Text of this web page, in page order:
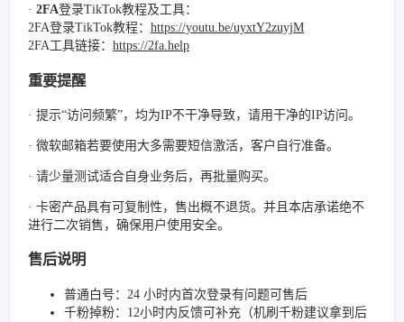
· 2FA登录TikTok教程及工具：
2FA登录TikTok教程： https://youtu.be/uyxtY2zuyjM
2FA工具链接： https://2fa.help
重要提醒
· 提示“访问频繁”，均为IP不干净导致，请用干净的IP访问。
· 微软邮箱若要使用大多需要短信激活，客户自行准备。
· 请少量测试适合自身业务后，再批量购买。
· 卡密产品具有可复制性，售出概不退货。并且本店承诺绝不
进行二次销售，确保用户使用安全。
售后说明
普通白号：24 小时内首次登录有问题可售后
千粉掉粉：12小时内反馈可补充（机刷千粉建议拿到后